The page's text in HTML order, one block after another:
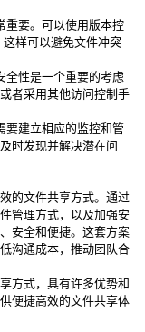
重要。可以使用版本控
样可以避免文件冲突
全性是一个重要的考虑
者采用其他访问控制手
要建立相应的监控和管
时发现并解决潜在问
的文件共享方式。通过
管理方式，以及加强安
安全和便捷。这套方案
沟通成本，推动团队合
方式，具有许多优势和
便捷高效的文件共享体